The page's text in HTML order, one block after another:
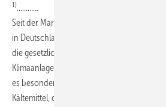
1)…………
Seit der Markteinführung der VDKF LEC-
in Deutschland über 1000
die gesetzlich geforderten
Klimaanlagen für Betreiber und Fachbetrieb
es besonders um die aus den LEC-Daten
Kältemittel, die eine Aussage über die